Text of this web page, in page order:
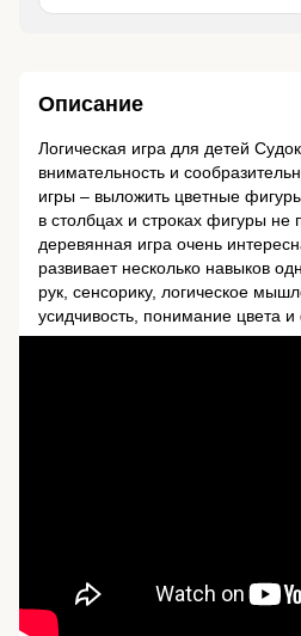
Описание
Логическая игра для детей
внимательность и
игры – выложить цветные
в столбцах и строках фигуры не
деревянная игра очень
развивает несколько навыков
рук, сенсорику, логическое
усидчивость, понимание цвета